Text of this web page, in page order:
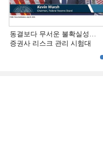
동결보다 무서운 불확실성…
증권사 리스크 관리 시험대